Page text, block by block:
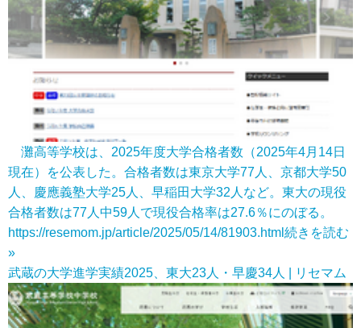
灘高等学校は、2025年度大学合格者数（2025年4月14日
現在）を公表した。合格者数は東京大学77人、京都大学50
人、慶應義塾大学25人、早稲田大学32人など。東大の現役
合格者数は77人中59人で現役合格率は27.6％にのぼる。
https://resemom.jp/article/2025/05/14/81903.html 続きを読む
»
武蔵の大学進学実績2025、東大23人・早慶34人 | リセマム